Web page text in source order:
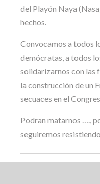
del Playón Naya
hechos.
Convocamos a todos
demócratas, a todos
solidarizarnos con las
la construcción de un
secuaces en el
Podran matarnos ….,
seguiremos